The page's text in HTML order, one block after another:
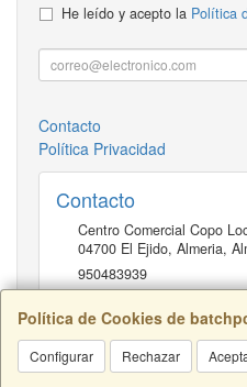
Política de Cookies de
Configurar Rechazar
He leído y acepto la Política
Contacto
Política Privacidad
Contacto
Centro Comercial Copo
04700 El Ejido, Almeria,
950483939
Horario
10 a 22H